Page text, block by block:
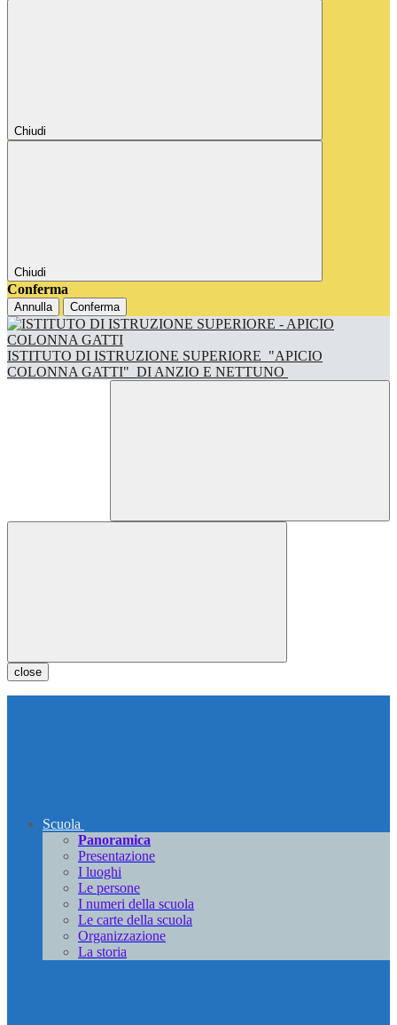
Chiudi
Chiudi
Conferma
Annulla Conferma
ISTITUTO DI ISTRUZIONE SUPERIORE "APICIO
COLONNA GATTI" DI ANZIO E NETTUNO
close
Scuola
Panoramica
Presentazione
I luoghi
Le persone
I numeri della scuola
Le carte della scuola
Organizzazione
La storia